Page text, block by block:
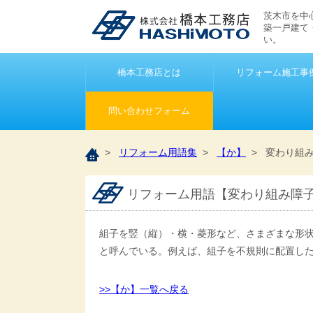
茨木市を中
築一戸建て
い。
橋本工務店とは リフォーム施工事
問い合わせフォーム
> リフォーム用語集 > 【か】 > 変わり組
リフォーム用語【変わり組み障
組子を竪（縦）・横・菱形など、さまざまな形
と呼んでいる。例えば、組子を不規則に配置し
>>【か】一覧へ戻る